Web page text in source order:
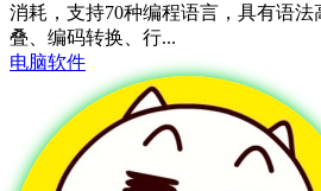
消耗，支持70种编程语言，具有语
叠、编码转换、行...
电脑软件